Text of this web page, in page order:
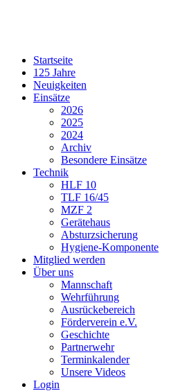
Startseite
125 Jahre
Neuigkeiten
Einsätze
2026
2025
2024
Archiv
Besondere Einsätze
Technik
HLF 10
TLF 16/45
MZF 2
Gerätehaus
Absturzsicherung
Hygiene-Komponente
Mitglied werden
Über uns
Mannschaft
Wehrführung
Ausrückebereich
Förderverein e.V.
Geschichte
Partnerwehr
Terminkalender
Unsere Videos
Login